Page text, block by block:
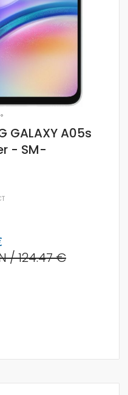
GALAXY A05s
- SM-
/ 124.47 €